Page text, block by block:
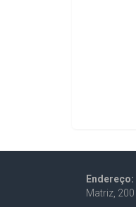
Endereço:
Matriz, 200 |